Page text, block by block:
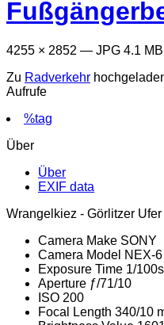
4255 × 2852 — JPG 4.1 MB
Zu Radverkehr
Aufrufe
%tag
Über
Über
EXIF data
Wrangelkiez - Görlitzer Ufer
Camera Make SONY
Camera Model NEX-6
Exposure Time 1/100s
Aperture ƒ/71/10
ISO 200
Focal Length 340/10